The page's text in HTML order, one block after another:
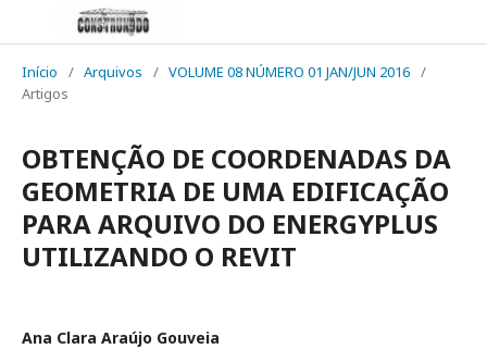
Início / Arquivos / VOLUME 08 NÚMERO 01 JAN/JUN 2016 /
Artigos
OBTENÇÃO DE COORDENADAS DA
GEOMETRIA DE UMA EDIFICAÇÃO
PARA ARQUIVO DO ENERGYPLUS
UTILIZANDO O REVIT
Ana Clara Araújo Gouveia